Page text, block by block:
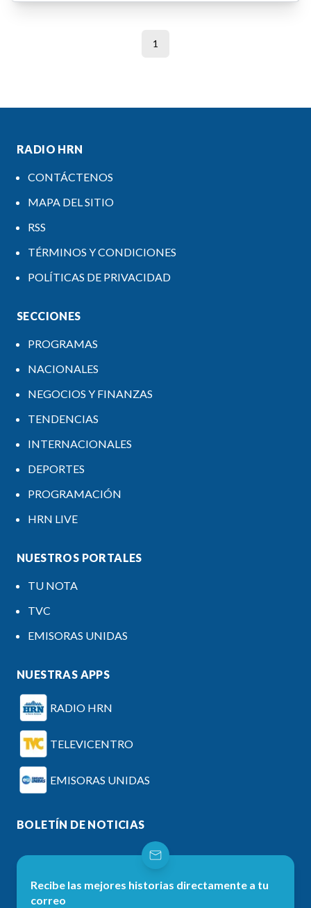
1
RADIO HRN
CONTÁCTENOS
MAPA DEL SITIO
RSS
TÉRMINOS Y CONDICIONES
POLÍTICAS DE PRIVACIDAD
SECCIONES
PROGRAMAS
NACIONALES
NEGOCIOS Y FINANZAS
TENDENCIAS
INTERNACIONALES
DEPORTES
PROGRAMACIÓN
HRN LIVE
NUESTROS PORTALES
TU NOTA
TVC
EMISORAS UNIDAS
NUESTRAS APPS
RADIO HRN
TELEVICENTRO
EMISORAS UNIDAS
BOLETÍN DE NOTICIAS
Recibe las mejores historias directamente a tu
correo